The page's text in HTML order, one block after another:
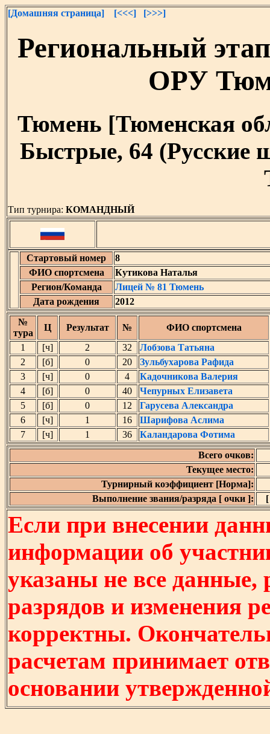
[Домашняя страница] [<<<] [>>>]
Региональный
ОРУ
Тюмень [Тюменская
Быстрые, 64 (Русские
Тип турнира: КОМАНДНЫЙ
Стартовый номер
8
ФИО спортсмена
Кутикова Наталья
Регион/Команда
Лицей № 81 Тюмень
Дата рождения
2012
№
тура
Ц Результат №
ФИО спортсмена
1
[ч] 2 32
Лобзова Татьяна
2
[б] 0 20
Зульбухарова Рафида
3
[ч] 0 4
Кадочникова Валерия
4
[б] 0 40
Чепурных Елизавета
5
[б] 0 12
Гарусева Александра
6
[ч] 1 16
Шарифова Аслима
7
[ч] 1 36
Каландарова Фотима
Всего очков:
Текущее место:
Турнирный коэффициент [Норма]:
Выполнение звания/разряда [ очки ]:
Если при внесении
информации об
указаны не все
разрядов и изменения
корректны.
расчетам принимает
основании